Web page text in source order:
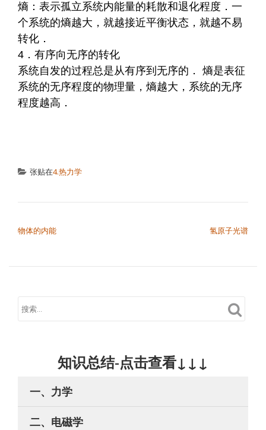
熵：表示孤立系统内能量的耗散和退化程度．一
个系统的熵越大，就越接近平衡状态，就越不易
转化．
4．有序向无序的转化
系统自发的过程总是从有序到无序的． 熵是表征
系统的无序程度的物理量，熵越大，系统的无序
程度越高．
张贴在4.热力学
物体的内能 氢原子光谱
知识总结-点击查看↓↓↓
一、力学
二、电磁学